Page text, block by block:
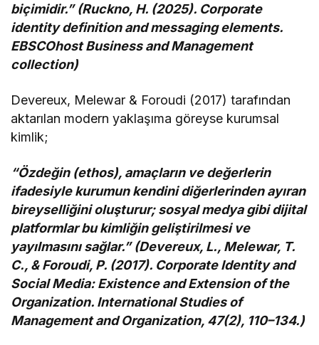
biçimidir.” (Ruckno, H. (2025). Corporate
identity definition and messaging elements.
EBSCOhost Business and Management
collection)
Devereux, Melewar & Foroudi (2017) tarafından
aktarılan modern yaklaşıma göreyse kurumsal
kimlik;
“Özdeğin (ethos), amaçların ve değerlerin
ifadesiyle kurumun kendini diğerlerinden ayıran
bireyselliğini oluşturur; sosyal medya gibi dijital
platformlar bu kimliğin geliştirilmesi ve
yayılmasını sağlar.” (Devereux, L., Melewar, T.
C., & Foroudi, P. (2017). Corporate Identity and
Social Media: Existence and Extension of the
Organization. International Studies of
Management and Organization, 47(2), 110–134.)